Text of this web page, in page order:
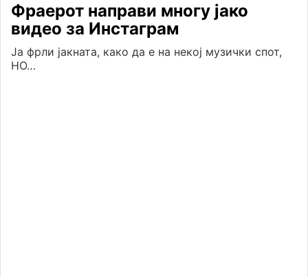
Фраерот направи многу јако
видео за Инстаграм
Ја фрли јакната, како да е на некој музички спот,
НО…